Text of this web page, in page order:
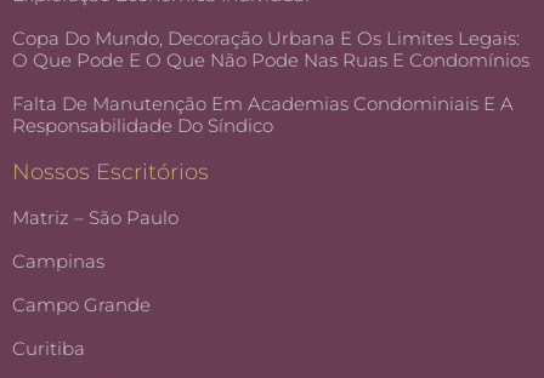
Copa Do Mundo, Decoração Urbana E Os Limites Legais:
O Que Pode E O Que Não Pode Nas Ruas E Condomínios
Falta De Manutenção Em Academias Condominiais E A
Responsabilidade Do Síndico
Nossos Escritórios
Matriz – São Paulo
Campinas
Campo Grande
Curitiba